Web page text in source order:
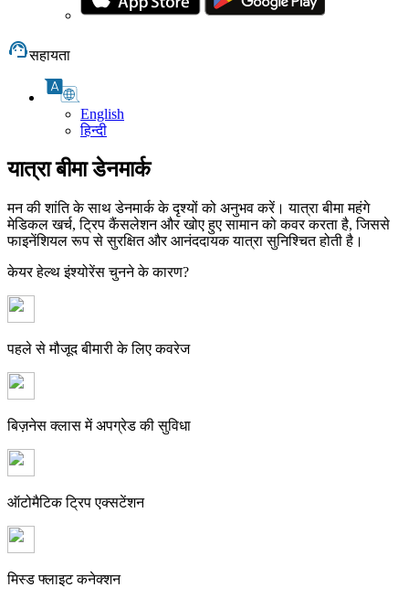
सहायता
English
हिन्दी
यात्रा बीमा डेनमार्क
मन की शांति के साथ डेनमार्क के दृश्यों को अनुभव करें। यात्रा बीमा महंगे
मेडिकल खर्च, ट्रिप कैंसलेशन और खोए हुए सामान को कवर करता है, जिससे
फाइनेंशियल रूप से सुरक्षित और आनंददायक यात्रा सुनिश्चित होती है।
केयर हेल्थ इंश्योरेंस चुनने के कारण?
पहले से मौजूद बीमारी के लिए कवरेज
बिज़नेस क्लास में अपग्रेड की सुविधा
ऑटोमैटिक ट्रिप एक्सटेंशन
मिस्ड फ्लाइट कनेक्शन